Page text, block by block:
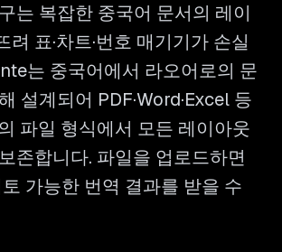
는 복잡한 중국어 문서의 레이
려 표·차트·번호 매기기가 손실
는 중국어에서 라오어로의 문
설계되어 PDF·Word·Excel 등
파일 형식에서 모든 레이아웃
존합니다. 파일을 업로드하면
가능한 번역 결과를 받을 수